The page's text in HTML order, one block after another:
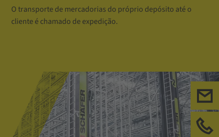
O transporte de mercadorias do próprio depósito até o
cliente é chamado de expedição.